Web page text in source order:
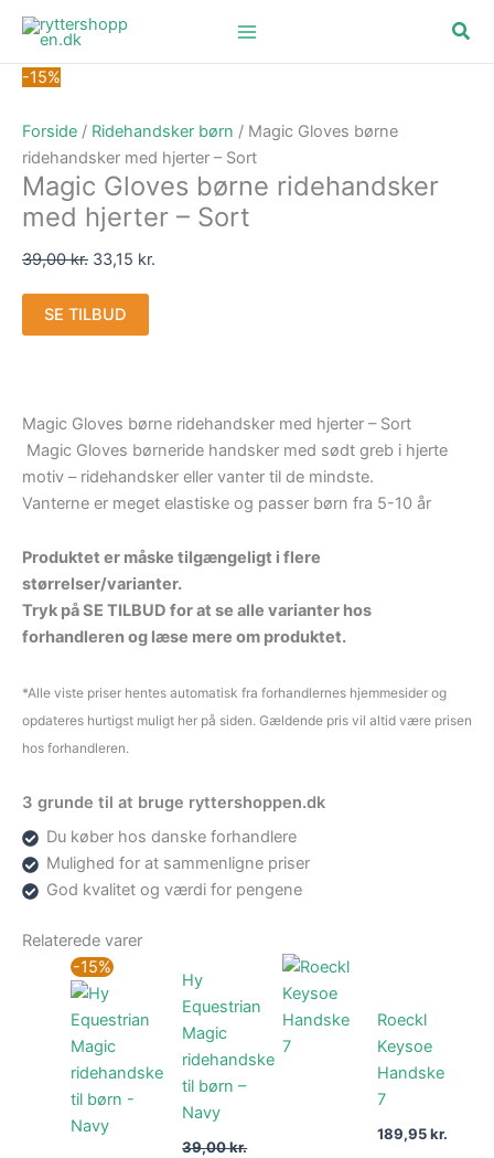
indholdet
Søg
-15%
Forside / Ridehandsker børn / Magic Gloves børne
ridehandsker med hjerter – Sort
Magic Gloves børne ridehandsker
med hjerter – Sort
39,00kr.
oprindelige
pris
33,15 kr.
pris
SE TILBUD
Magic Gloves børne ridehandsker med hjerter – Sort
Magic Gloves børneride handsker med sødt greb i hjerte
motiv – ridehandsker eller vanter til de mindste.
Vanterne er meget elastiske og passer børn fra 5-10 år
Produktet er måske tilgængeligt i flere
størrelser/varianter.
Tryk på SE TILBUD for at se alle varianter hos
forhandleren og læse mere om produktet.
*Alle viste priser hentes automatisk fra forhandlernes hjemmesider og
opdateres hurtigst muligt her på siden. Gældende pris vil altid være prisen
hos forhandleren.
3 grunde til at bruge ryttershoppen.dk
Du køber hos danske forhandlere
Mulighed for at sammenligne priser
God kvalitet og værdi for pengene
Relaterede varer
-15%
Hy
Equestrian
Magic
ridehandske
til børn –
Navy
39,00kr.
oprindelige
pris
var:
39,00 kr..
pris
er:
33,15 kr..
Roeckl
Keysoe
Handske
7
189,95kr.